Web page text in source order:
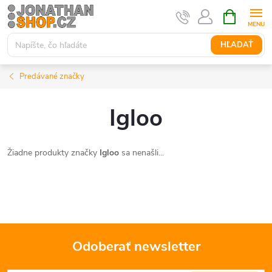
Prejsť
na
obsah
HĽADAŤ
KOŠÍK
Predávané značky
Igloo
Žiadne produkty značky Igloo sa nenašli...
Odoberať newsletter